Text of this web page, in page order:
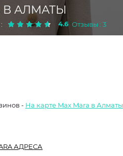
В АЛМАТЫ
4.6 Отзывы : 3
- На карте Max Mara в Алматы
АДРЕСА